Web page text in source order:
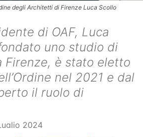
degli Architetti di Firenze Luca Scollo
di OAF, Luca
uno studio di
Firenze, è stato eletto
nel 2021 e dal
il ruolo di
2024